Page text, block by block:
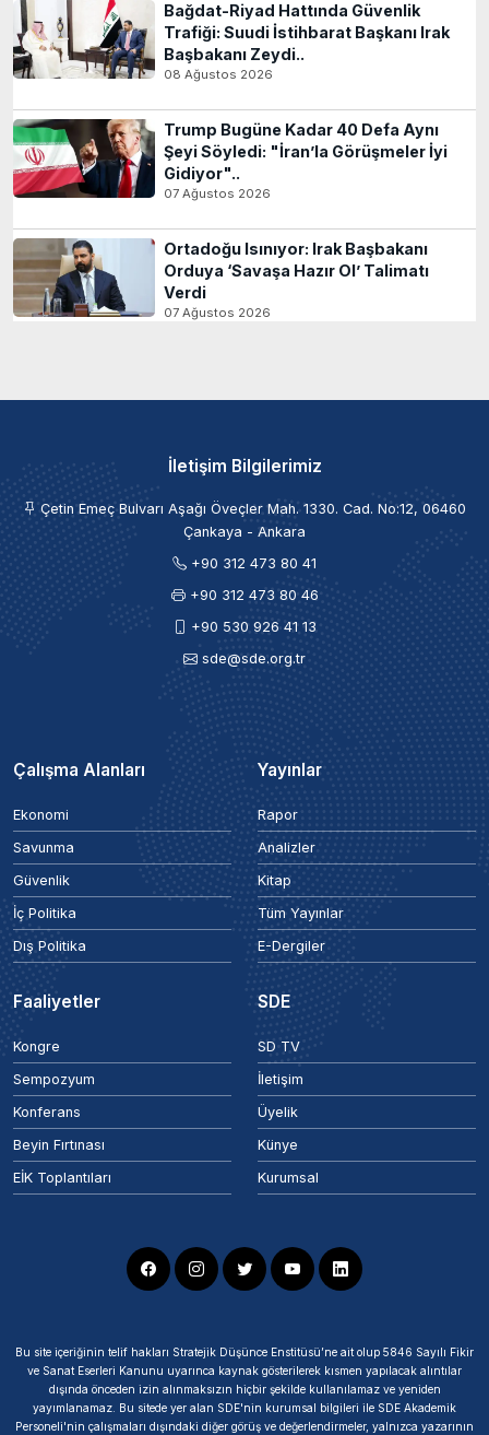
Bağdat-Riyad Hattında Güvenlik
Trafiği: Suudi İstihbarat Başkanı Irak
Başbakanı Zeydi..
08 Ağustos 2026
Trump Bugüne Kadar 40 Defa Aynı
Şeyi Söyledi: "İran’la Görüşmeler İyi
Gidiyor"..
07 Ağustos 2026
Ortadoğu Isınıyor: Irak Başbakanı
Orduya ‘Savaşa Hazır Ol’ Talimatı
Verdi
07 Ağustos 2026
İletişim Bilgilerimiz
Çetin Emeç Bulvarı Aşağı Öveçler Mah. 1330. Cad. No:12, 06460
Çankaya - Ankara
+90 312 473 80 41
+90 312 473 80 46
+90 530 926 41 13
sde@sde.org.tr
Çalışma Alanları
Ekonomi
Savunma
Güvenlik
İç Politika
Dış Politika
Yayınlar
Rapor
Analizler
Kitap
Tüm Yayınlar
E-Dergiler
Faaliyetler
Kongre
Sempozyum
Konferans
Beyin Fırtınası
EİK Toplantıları
SDE
SD TV
İletişim
Üyelik
Künye
Kurumsal
Bu site içeriğinin telif hakları Stratejik Düşünce Enstitüsü’ne ait olup 5846 Sayılı Fikir
ve Sanat Eserleri Kanunu uyarınca kaynak gösterilerek kısmen yapılacak alıntılar
dışında önceden izin alınmaksızın hiçbir şekilde kullanılamaz ve yeniden
yayımlanamaz. Bu sitede yer alan SDE'nin kurumsal bilgileri ile SDE Akademik
Personeli'nin çalışmaları dışındaki diğer görüş ve değerlendirmeler, yalnızca yazarının